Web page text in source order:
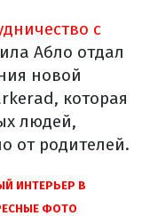
с
Абло отдал
новой
которая
людей,
от родителей.
ИНТЕРЬЕР В
ФОТО